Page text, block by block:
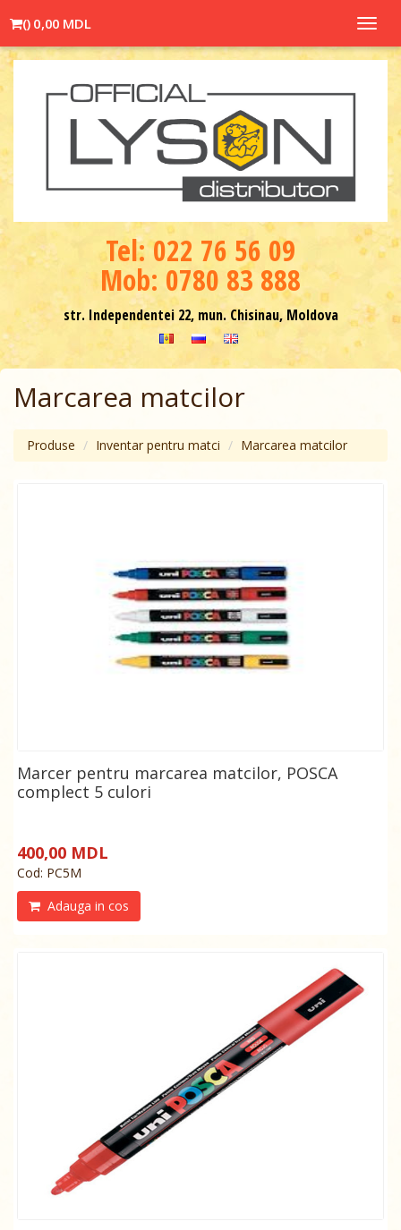
() 0,00 MDL
Теl: 022 76 56 09
Mob: 0780 83 888
str. Independentei 22, mun. Chisinau, Moldova
Marcarea matcilor
Produse Inventar pentru matci Marcarea matcilor
Marcer pentru marcarea matcilor, POSCA
complect 5 culori
400,00 MDL
Cod: РС5М
Adauga in cos